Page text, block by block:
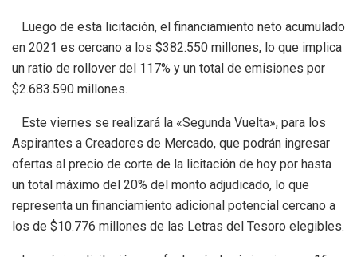
Luego de esta licitación, el financiamiento neto acumulado
en 2021 es cercano a los $382.550 millones, lo que implica
un ratio de rollover del 117% y un total de emisiones por
$2.683.590 millones.
Este viernes se realizará la «Segunda Vuelta», para los
Aspirantes a Creadores de Mercado, que podrán ingresar
ofertas al precio de corte de la licitación de hoy por hasta
un total máximo del 20% del monto adjudicado, lo que
representa un financiamiento adicional potencial cercano a
los de $10.776 millones de las Letras del Tesoro elegibles.